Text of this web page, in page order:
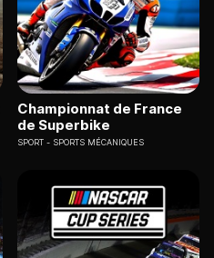
Championnat de France
de Superbike
SPORT SPORTS MÉCANIQUES